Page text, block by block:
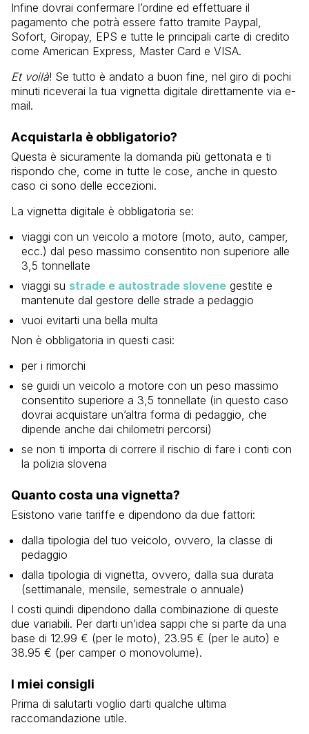
Infine dovrai confermare l’ordine ed effettuare il
pagamento che potrà essere fatto tramite Paypal,
Sofort, Giropay, EPS e tutte le principali carte di credito
come American Express, Master Card e VISA.
Et voilà! Se tutto è andato a buon fine, nel giro di pochi
minuti riceverai la tua vignetta digitale direttamente via e-
mail.
Acquistarla è obbligatorio?
Questa è sicuramente la domanda più gettonata e ti
rispondo che, come in tutte le cose, anche in questo
caso ci sono delle eccezioni.
La vignetta digitale è obbligatoria se:
viaggi con un veicolo a motore (moto, auto, camper,
ecc.) dal peso massimo consentito non superiore alle
3,5 tonnellate
viaggi su strade e autostrade slovene gestite e
mantenute dal gestore delle strade a pedaggio
vuoi evitarti una bella multa
Non è obbligatoria in questi casi:
per i rimorchi
se guidi un veicolo a motore con un peso massimo
consentito superiore a 3,5 tonnellate (in questo caso
dovrai acquistare un’altra forma di pedaggio, che
dipende anche dai chilometri percorsi)
se non ti importa di correre il rischio di fare i conti con
la polizia slovena
Quanto costa una vignetta?
Esistono varie tariffe e dipendono da due fattori:
dalla tipologia del tuo veicolo, ovvero, la classe di
pedaggio
dalla tipologia di vignetta, ovvero, dalla sua durata
(settimanale, mensile, semestrale o annuale)
I costi quindi dipendono dalla combinazione di queste
due variabili. Per darti un’idea sappi che si parte da una
base di 12.99 € (per le moto), 23.95 € (per le auto) e
38.95 € (per camper o monovolume).
I miei consigli
Prima di salutarti voglio darti qualche ultima
raccomandazione utile.